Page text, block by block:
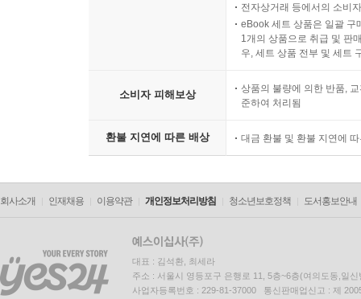
전자상거래 등에서의 소비
eBook 세트 상품은 일괄 구
1개의 상품으로 취급 및 판
우, 세트 상품 전부 및 세트
소비자 피해보상
상품의 불량에 의한 반품,
준하여 처리됨
환불 지연에 따른 배상 대금 환불 및 환불 지연에
회사소개 인재채용 이용약관 개인정보처리방침 청소년보호정책 도서홍보안내
대표 : 김석환, 최세라
주소 : 서울시 영등포구 은행로 11, 5층~6층(여의도동,일신
사업자등록번호 : 229-81-37000 통신판매업신고 : 제